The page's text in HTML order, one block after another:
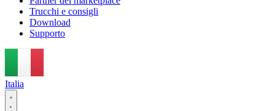
Trucchi e consigli
Download
Supporto
Italia